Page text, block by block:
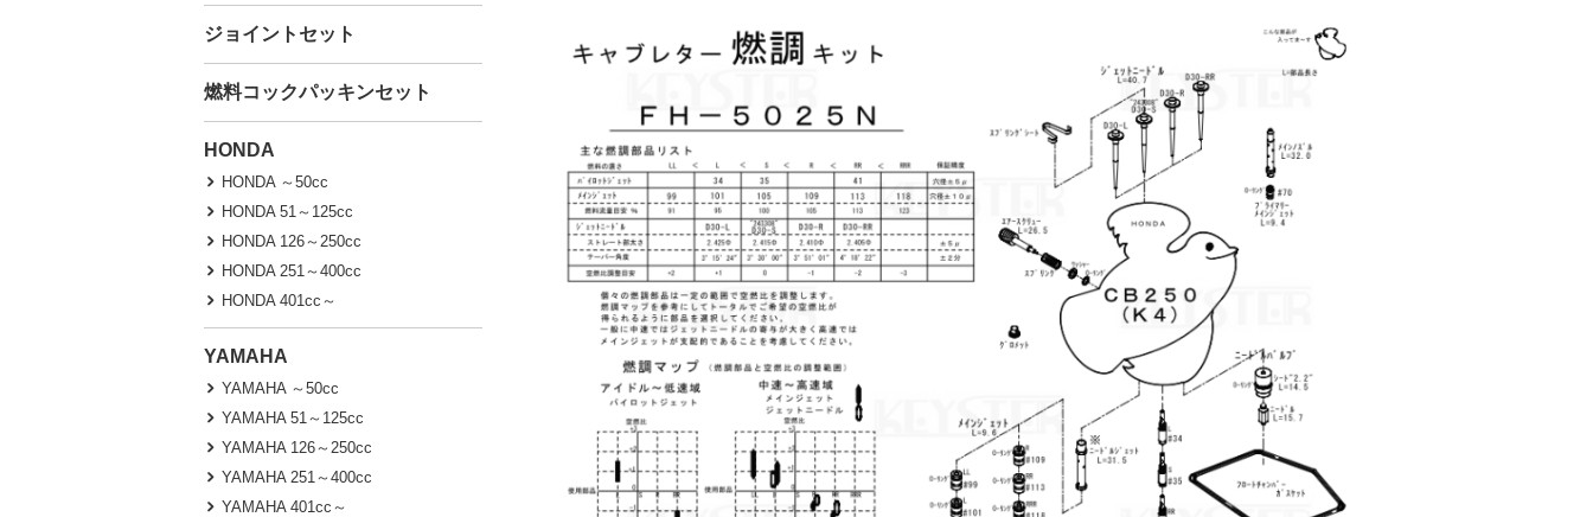
ジョイントセット
燃料コックパッキンセット
HONDA
HONDA ～50cc
HONDA 51～125cc
HONDA 126～250cc
HONDA 251～400cc
HONDA 401cc～
YAMAHA
YAMAHA ～50cc
YAMAHA 51～125cc
YAMAHA 126～250cc
YAMAHA 251～400cc
YAMAHA 401cc～